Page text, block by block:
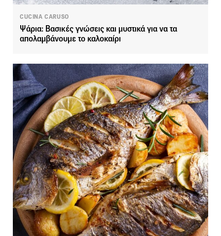
CUCINA CARUSO
Ψάρια: Βασικές γνώσεις και μυστικά για να τα
απολαμβάνουμε το καλοκαίρι